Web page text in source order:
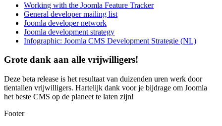
Working with the Joomla Feature Tracker
General developer mailing list
Joomla developer network
Joomla development strategy
Infographic: Joomla CMS Development Strategie (NL)
Grote dank aan alle vrijwilligers!
Deze beta release is het resultaat van duizenden uren werk door
tientallen vrijwilligers. Hartelijk dank voor je bijdrage om Joomla
het beste CMS op de planeet te laten zijn!
Footer